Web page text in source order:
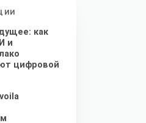
как
и
цифровой